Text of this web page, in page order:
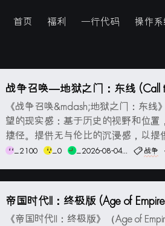
首页 福利 一行代码 操作
战争召唤—地狱之门：东线 (Call
ont) 简体中文版
《战争召唤&mdash;地狱之门：东
望的现实感：基于历史的视野和位
捷径。提供无与伦比的沉浸感，以提
TT游戏。如果您长期以来一直在等待
想象的战斗，那么就别无所求了：现
_2100 _0 _2026-08-04... 战争
帝国时代II：终极版 (Age of
文版
《帝国时代II：终极版》（Age of